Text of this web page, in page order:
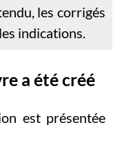
les corrigés
indications.
a été créé
est présentée